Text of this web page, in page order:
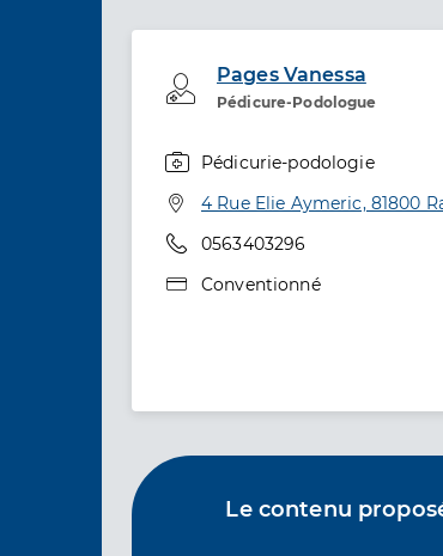
Pages Vanessa
Pédicure-Podologue
Professionel de
Pédicurie-podologie
Adresse
4 Rue Elie Aymeric, 81800
Téléphone
0563403296
Type de convention
Conventionné
Le contenu